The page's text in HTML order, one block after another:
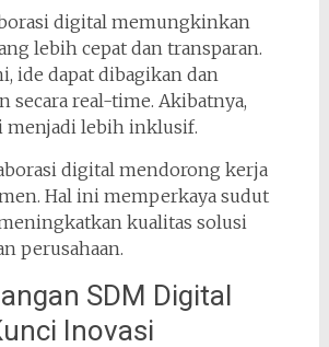
digital memungkinkan
lebih cepat dan transparan.
ide dapat dibagikan dan
secara real-time. Akibatnya,
menjadi lebih inklusif.
digital mendorong kerja
Hal ini memperkaya sudut
kualitas solusi
perusahaan.
SDM Digital
Inovasi